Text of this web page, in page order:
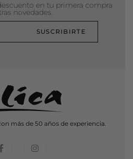
en tu primera compra
novedades.
SUSCRIBIRTE
más de 50 años de experiencia.